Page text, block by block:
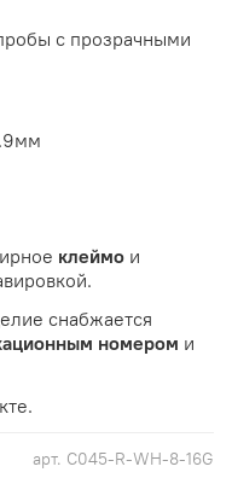
арт. C045-R-WH-8-16G
с прозрачными
клеймо и
снабжается
номером и